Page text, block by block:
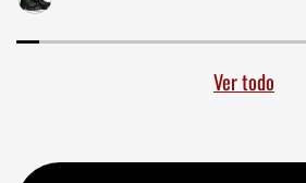
Ver todo